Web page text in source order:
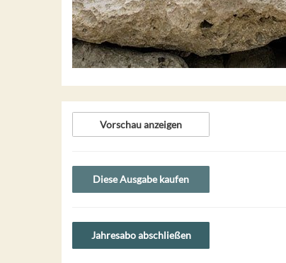
Vorschau anzeigen
Diese Ausgabe kaufen
Jahresabo abschließen